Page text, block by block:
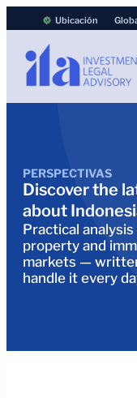
Ubicación
PERSPECTIVAS
Discover the
about
Practical
property and
markets —
handle it every